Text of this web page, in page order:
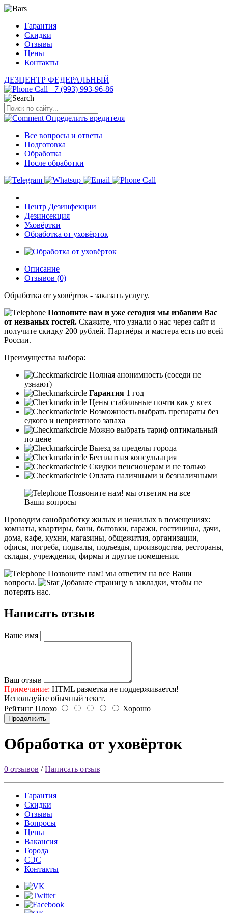
Гарантия
Скидки
Отзывы
Цены
Контакты
ДЕЗЦЕНТР ФЕДЕРАЛЬНЫЙ
+7 (993) 993-96-86
Определить вредителя
Все вопросы и ответы
Подготовка
Обработка
После обработки
Центр Дезинфекции
Дезинсекция
Уховёртки
Обработка от уховёрток
Описание
Отзывов (0)
Обработка от уховёрток - заказать услугу.
Позвоните нам и уже сегодня мы избавим Вас
от незваных гостей. Скажите, что узнали о нас через сайт и
получите скидку 200 рублей. Партнёры и мастера есть по всей
России.
Преимущества выбора:
Полная анонимность (соседи не
узнают)
Гарантия 1 год
Цены стабильные почти как у всех
Возможность выбрать препараты без
едкого и неприятного запаха
Можно выбрать тариф оптимальный
по цене
Выезд за пределы города
Бесплатная консультация
Скидки пенсионерам и не только
Оплата наличными и безналичными
Позвоните нам! мы ответим на все
Ваши вопросы
Проводим санобработку жилых и нежилых в помещениях:
комнаты, квартиры, бани, бытовки, гаражи, гостиницы, дачи,
дома, кафе, кухни, магазины, общежития, организации,
офисы, погреба, подвалы, подъезды, производства, рестораны,
склады, учреждения, фирмы и другие помещения.
Позвоните нам! мы ответим на все Ваши
вопросы.
Добавьте страницу в закладки, чтобы не
потерять нас.
Написать отзыв
Ваше имя
Ваш отзыв
Примечание: HTML разметка не поддерживается!
Используйте обычный текст.
Рейтинг Плохо Хорошо
Продолжить
Обработка от уховёрток
0 отзывов /Написать отзыв
Гарантия
Скидки
Отзывы
Вопросы
Цены
Вакансия
Города
СЭС
Контакты